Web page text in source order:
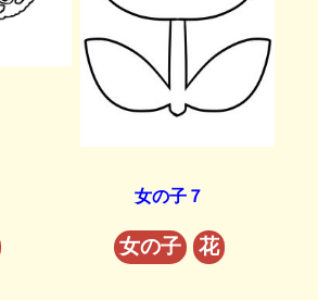
女の子７
女の子 花